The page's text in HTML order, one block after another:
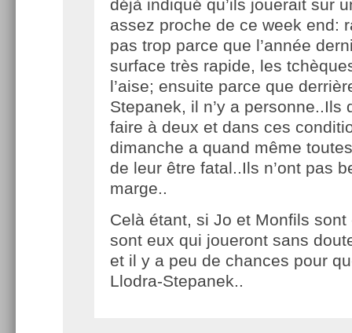
déjà indiqué qu’ils jouerait sur
assez proche de ce week end:
pas trop parce que l’année
surface très rapide, les
l’aise; ensuite parce que
Stepanek, il n’y a personne..Ils
faire à deux et dans ces
dimanche a quand même
de leur être fatal..Ils n’ont pas
marge..
Celà étant, si Jo et Monfils sont
sont eux qui joueront sans
et il y a peu de chances pour
Llodra-Stepanek..